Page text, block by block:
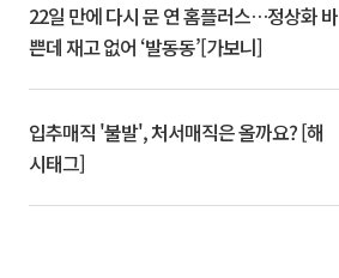
22일 만에 다시 문 연 홈플러스…정상화 바
쁜데 재고 없어 ‘발동동’[가보니]
입추매직 '불발', 처서매직은 올까요? [해
시태그]